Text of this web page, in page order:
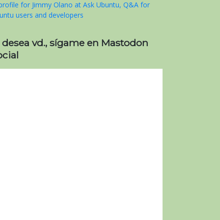
desea vd., sígame en Mastodon